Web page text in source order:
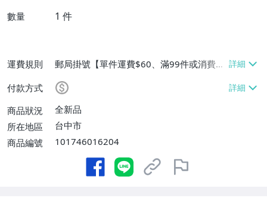
數量 1 件
運費規則
郵局掛號【單件運費$60、滿99件或消費滿
$9999免運費】
付款方式
商品狀況
全新品
所在地區
台中市
商品編號
101746016204